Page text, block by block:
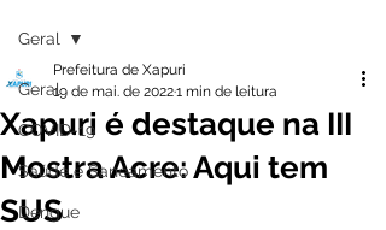
Geral
COVID-19
Saúde e Saneamento
Dengue
Geral
Xapuri é destaque na III
Mostra Acre: Aqui tem
SUS
Prefeitura de Xapuri
19 de mai. de 20221 min de leitura